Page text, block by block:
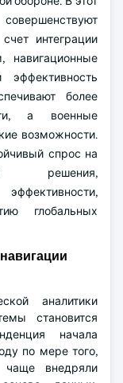
интеграции
навигационные
более
а военные
возможности.
спрос на
решения,
глобальных
аналитики
становится
начала
по мере того,
внедряли